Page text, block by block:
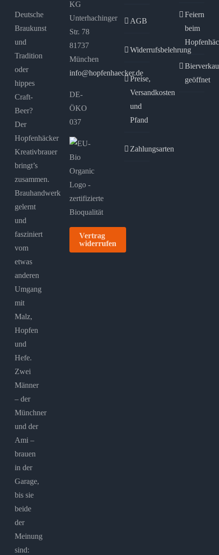
Deutsche
Braukunst
und
Tradition
oder
hippes
Craft-
Beer?
Der
Hopfenhäcker
Kreativbrauer
bringt’s
zusammen.
Brauhandwerk
gelernt
und
fasziniert
vom
etwas
anderen
Umgang
mit
Malz,
Hopfen
und
Hefe.
Zwei
Männer
– der
Münchner
und der
Ami –
brauen
in der
Garage,
bis sie
beide
der
Meinung
sind:
KG
Unterhachinger
Str. 78
81737
München
info@hopfenhaecker.de
DE-
ÖKO
037
Vertrag
widerrufen
AGB
Widerrufsbelehrung
Preise,
Versandkosten
und
Pfand
Zahlungsarten
Feiern
beim
geöffnet